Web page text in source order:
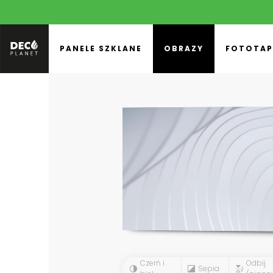
PANELE SZKLANE OBRAZY
Czerń i
Sepia
Odbij